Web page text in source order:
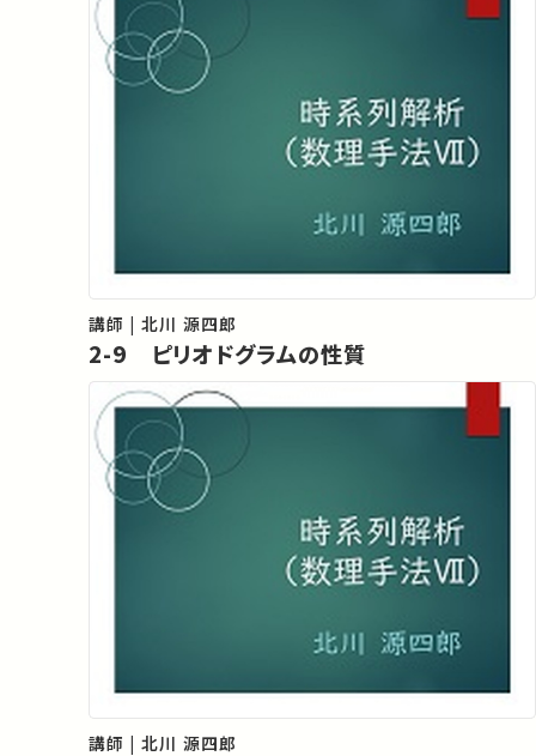
講師 | 北川 源四郎
2-9 ピリオドグラムの性質
講師 | 北川 源四郎